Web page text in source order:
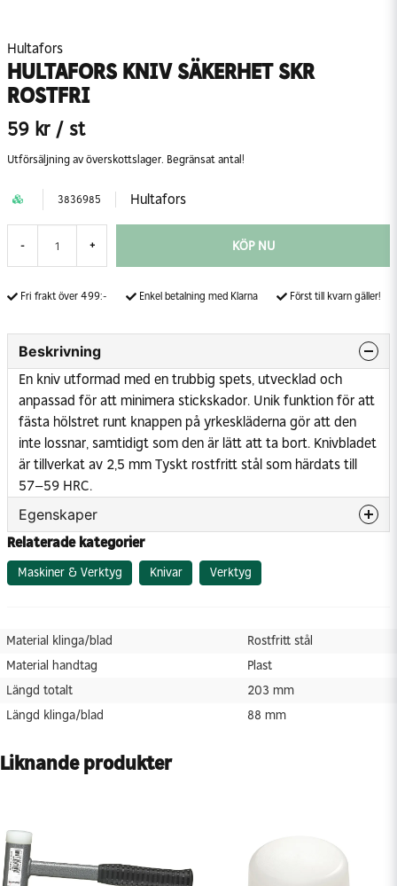
Hultafors
HULTAFORS KNIV SÄKERHET SKR
ROSTFRI
59 kr / st
Utförsäljning av överskottslager. Begränsat antal!
3836985 Hultafors
- + KÖP NU
Fri frakt över 499:- Enkel betalning med Klarna Först till kvarn gäller!
Beskrivning
En kniv utformad med en trubbig spets, utvecklad och
anpassad för att minimera stickskador. Unik funktion för att
fästa hölstret runt knappen på yrkeskläderna gör att den
inte lossnar, samtidigt som den är lätt att ta bort. Knivbladet
är tillverkat av 2,5 mm Tyskt rostfritt stål som härdats till
57–59 HRC.
Egenskaper
Material klinga/blad
Material handtag
Plast
Relaterade kategorier
Maskiner & Verktyg Knivar Verktyg
Material klinga/blad
Rostfritt stål
Material handtag
Plast
Längd totalt
203 mm
Längd klinga/blad
88 mm
Liknande produkter